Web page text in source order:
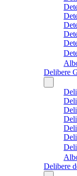
Delibere
Delibere